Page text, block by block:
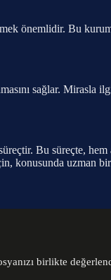
önemlidir. Bu
sağlar. Mirasla
Bu süreçte,
konusunda uzman
birlikte